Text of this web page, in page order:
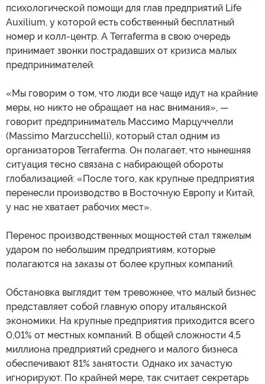
психологической помощи для глав предприятий Life
Auxilium, у которой есть собственный бесплатный
номер и колл-центр. А Terraferma в свою очередь
принимает звонки пострадавших от кризиса малых
предпринимателей.
«Мы говорим о том, что люди все чаще идут на крайние
меры, но никто не обращает на нас внимания», —
говорит предприниматель Массимо Марцуччелли
(Massimo Marzucchelli), который стал одним из
организаторов Terraferma. Он полагает, что нынешняя
ситуация тесно связана с набирающей обороты
глобализацией: «После того, как крупные предприятия
перенесли производство в Восточную Европу и Китай,
у нас не хватает рабочих мест».
Перенос производственных мощностей стал тяжелым
ударом по небольшим предприятиям, которые
полагаются на заказы от более крупных компаний.
Обстановка выглядит тем тревожнее, что малый бизнес
представляет собой главную опору итальянской
экономики. На крупные предприятия приходится всего
0,01% от местных компаний. В общей сложности 4,5
миллиона предприятий среднего и малого бизнеса
обеспечивают 81% занятости. Однако их зачастую
игнорируют. По крайней мере, так считает секретарь